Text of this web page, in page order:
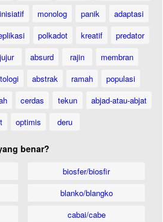
inisiatif monolog panik
adaptasi
polkadot kreatif
predator
jujur absurd rajin
membran
abstrak ramah
populasi
cerdas tekun
abjad-atau-abjat
optimis deru
benar?
biosfer/biosfir
blanko/blangko
cabai/cabe